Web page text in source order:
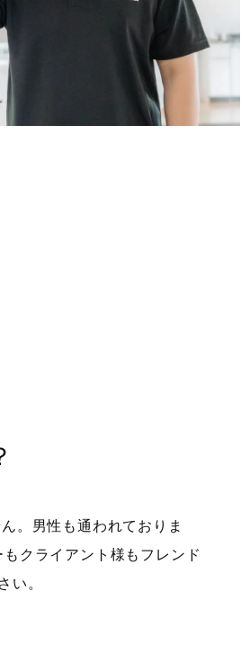
。男性も通われておりま
クライアント様もフレンド
い。